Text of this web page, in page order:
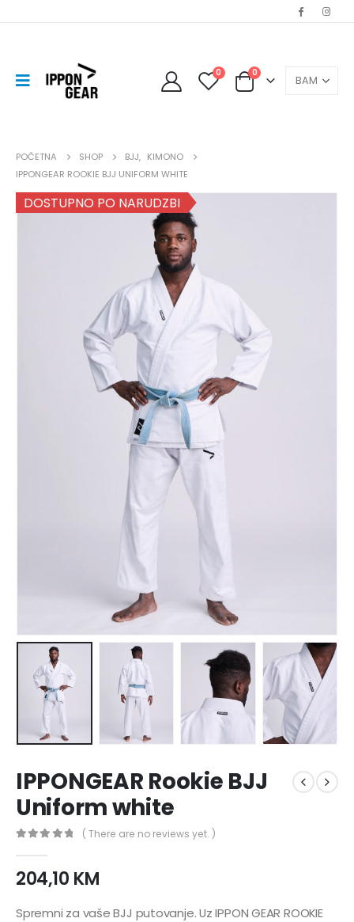
0 0
POČETNA SHOP BJJ, KIMONO
IPPONGEAR ROOKIE BJJ UNIFORM WHITE
DOSTUPNO PO NARUDZBI
IPPONGEAR Rookie BJJ
Uniform white
( There are no reviews yet. )
204,10 KM
Spremni za vaše BJJ putovanje. Uz IPPON GEAR ROOKIE